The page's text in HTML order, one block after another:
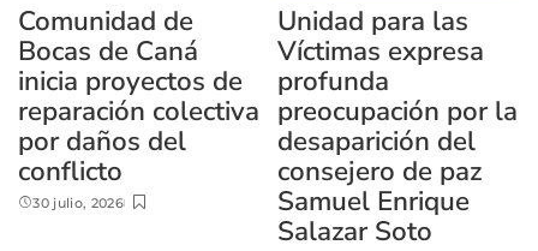
Comunidad de
Bocas de Caná
inicia proyectos de
reparación colectiva
por daños del
conflicto
30 julio, 2026
Unidad para las
Víctimas expresa
profunda
preocupación por la
desaparición del
consejero de paz
Samuel Enrique
Salazar Soto